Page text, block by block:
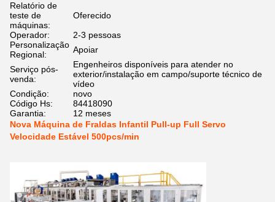
Relatório de
teste de
máquinas:
Oferecido
Operador:
2-3 pessoas
Personalização
Regional:
Apoiar
Serviço pós-
venda:
Engenheiros disponíveis para atender no
exterior/instalação em campo/suporte técnico de
vídeo
Condição:
novo
Código Hs:
84418090
Garantia:
12 meses
Nova Máquina de Fraldas Infantil Pull-up Full Servo
Velocidade Estável 500pcs/min